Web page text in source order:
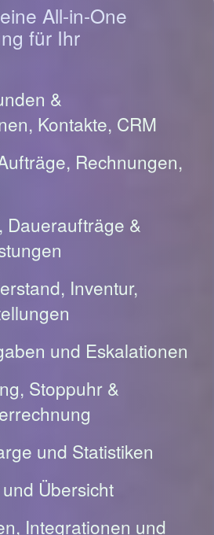
All-in-One
für Ihr
&
Kontakte, CRM
Rechnungen,
Daueraufträge &
Inventur,
und Eskalationen
Stoppuhr &
und Statistiken
Übersicht
Integrationen und